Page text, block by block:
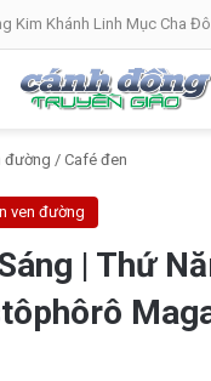
đường / Café đen
ven đường
| Thứ